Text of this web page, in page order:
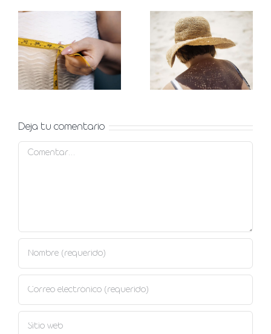
solares en
verano,
prevención
tratamiento
mamaria,
qué es y
opciones
Deja tu comentario
Comentar